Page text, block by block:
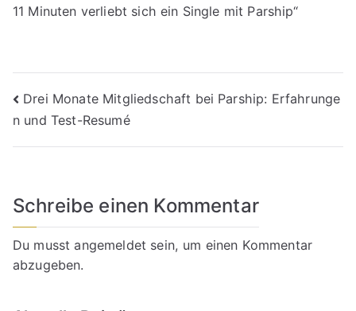
11 Minuten verliebt sich ein Single mit Parship“
Beitragsnavigation
Drei Monate Mitgliedschaft bei Parship: Erfahrunge
n und Test-Resumé
Schreibe einen Kommentar
Du musstangemeldet sein, um einen Kommentar
abzugeben.